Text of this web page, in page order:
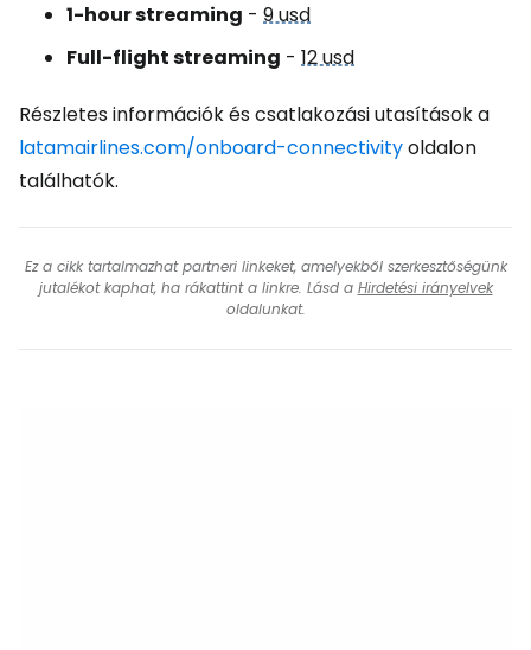
1-hour streaming - 9 usd
Full-flight streaming - 12 usd
Részletes információk és csatlakozási utasítások a
latamairlines.com/onboard-connectivityoldalon
találhatók.
Ez a cikk tartalmazhat partneri linkeket, amelyekből szerkesztőségünk
jutalékot kaphat, ha rákattint a linkre. Lásd a Hirdetési irányelvek
oldalunkat.